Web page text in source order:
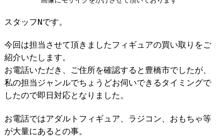
スタッフNです。
今回は担当させて頂きましたフィギュアの買い取りをご
紹介いたします。
お電話いただき、ご住所を確認すると豊橋市でしたが、
私の担当ジャンルでちょうどお伺いできるタイミングで
したので即日対応となりました。
お電話ではアダルトフィギュア、ラジコン、おもちゃ等
が大量にあるとの事。